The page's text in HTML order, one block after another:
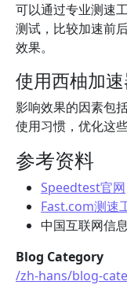
可以通过专业测速
测试，比较加速前
效果。
使用西柚加
影响效果的因素包
使用习惯，优化这
参考资料
Speedtest官网
Fast.com测速
中国互联网信
Blog Category
/zh-hans/blog-